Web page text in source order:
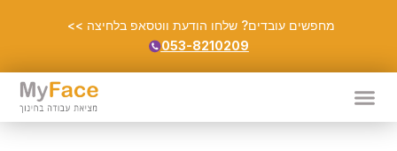
מחפשים עובדים? שלחו הודעת ווטסאפ בלחיצה >>
053-8210209